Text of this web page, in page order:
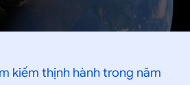
kiếm thịnh hành trong năm